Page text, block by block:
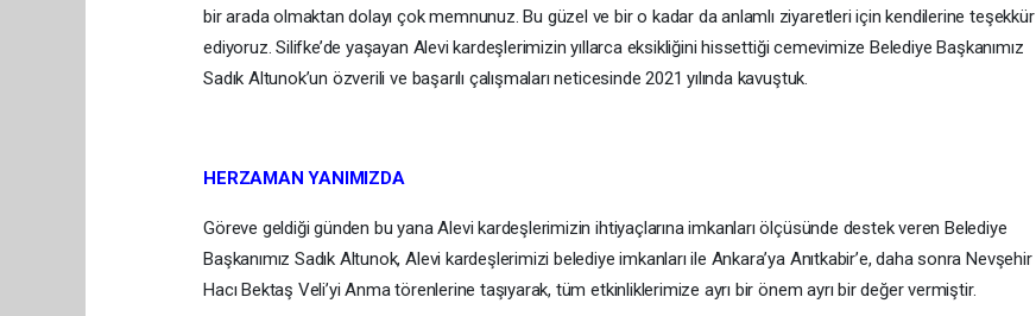
bir arada olmaktan dolayı çok memnunuz. Bu güzel ve bir o kadar da anlamlı ziyaretleri için kendilerine teşekkür
ediyoruz. Silifke’de yaşayan Alevi kardeşlerimizin yıllarca eksikliğini hissettiği cemevimize Belediye Başkanımız
Sadık Altunok’un özverili ve başarılı çalışmaları neticesinde 2021 yılında kavuştuk.
HERZAMAN YANIMIZDA
Göreve geldiği günden bu yana Alevi kardeşlerimizin ihtiyaçlarına imkanları ölçüsünde destek veren Belediye
Başkanımız Sadık Altunok, Alevi kardeşlerimizi belediye imkanları ile Ankara’ya Anıtkabir’e, daha sonra Nevşehir
Hacı Bektaş Veli’yi Anma törenlerine taşıyarak, tüm etkinliklerimize ayrı bir önem ayrı bir değer vermiştir.